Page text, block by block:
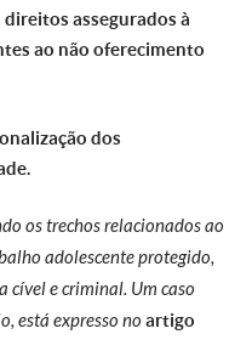
assegurados à
ao não oferecimento
dos
os trechos relacionados ao
adolescente protegido,
cível e criminal. Um caso
está expresso no artigo